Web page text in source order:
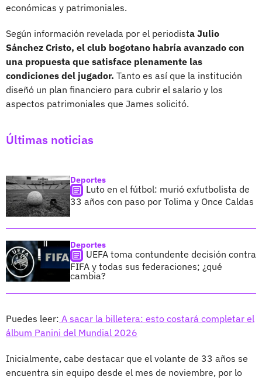
económicas y patrimoniales.
Según información revelada por el periodista Julio
Sánchez Cristo, el club bogotano habría avanzado con
una propuesta que satisface plenamente las
condiciones del jugador. Tanto es así que la institución
diseñó un plan financiero para cubrir el salario y los
aspectos patrimoniales que James solicitó.
Últimas noticias
Deportes
Luto en el fútbol: murió exfutbolista de
33 años con paso por Tolima y Once Caldas
Deportes
UEFA toma contundente decisión contra
FIFA y todas sus federaciones; ¿qué
cambia?
Puedes leer: A sacar la billetera: esto costará completar el
álbum Panini del Mundial 2026
Inicialmente, cabe destacar que el volante de 33 años se
encuentra sin equipo desde el mes de noviembre, por lo